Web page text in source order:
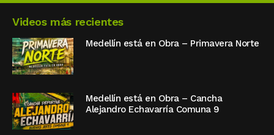
Videos más recientes
Medellín está en Obra – Primavera Norte
Medellín está en Obra – Cancha
Alejandro Echavarría Comuna 9